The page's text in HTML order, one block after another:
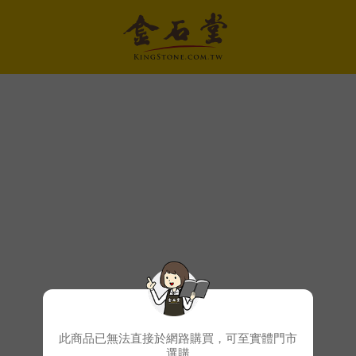
此商品已無法直接於網路購買，可至實體門市
選購